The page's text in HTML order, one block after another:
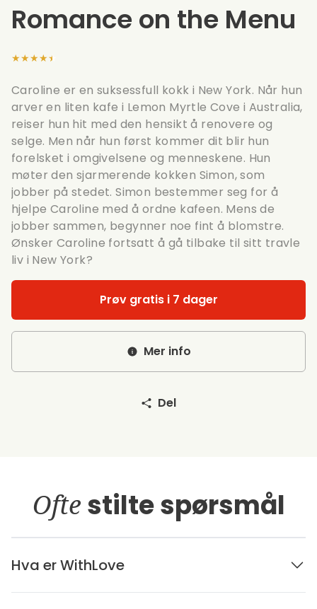
Romance on the Menu
★★★★★
Caroline er en suksessfull kokk i New York. Når hun
arver en liten kafe i Lemon Myrtle Cove i Australia,
reiser hun hit med den hensikt å renovere og
selge. Men når hun først kommer dit blir hun
forelsket i omgivelsene og menneskene. Hun
møter den sjarmerende kokken Simon, som
jobber på stedet. Simon bestemmer seg for å
hjelpe Caroline med å ordne kafeen. Mens de
jobber sammen, begynner noe fint å blomstre.
Ønsker Caroline fortsatt å gå tilbake til sitt travle
liv i New York?
Prøv gratis i 7 dager
Mer info
Del
Ofte stilte spørsmål
Hva er WithLove